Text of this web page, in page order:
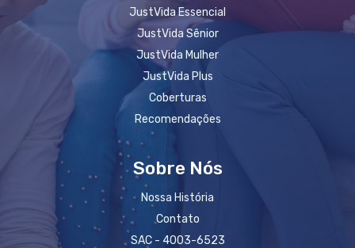
JustVida Essencial
JustVida Sênior
JustVida Mulher
JustVida Plus
Coberturas
Recomendações
Sobre Nós
Nossa História
Contato
SAC - 4003-6523